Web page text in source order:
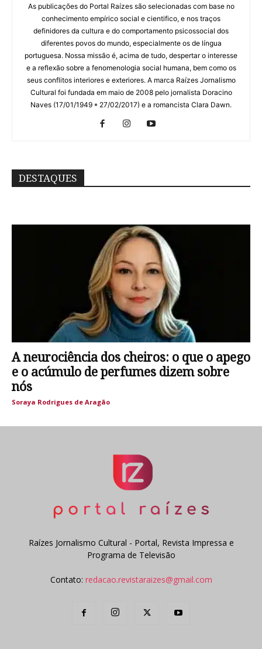
As publicações do Portal Raízes são selecionadas com base no
conhecimento empírico social e cientifico, e nos traços
definidores da cultura e do comportamento psicossocial dos
diferentes povos do mundo, especialmente os de língua
portuguesa. Nossa missão é, acima de tudo, despertar o interesse
e a reflexão sobre a fenomenologia social humana, bem como os
seus conflitos interiores e exteriores. A marca Raízes Jornalismo
Cultural foi fundada em maio de 2008 pelo jornalista Doracino
Naves (17/01/1949 * 27/02/2017) e a romancista Clara Dawn.
DESTAQUES
A neurociência dos cheiros: o que o apego
e o acúmulo de perfumes dizem sobre
nós
Soraya Rodrigues de Aragão
Raízes Jornalismo Cultural - Portal, Revista Impressa e
Programa de Televisão
Contato: redacao.revistaraizes@gmail.com